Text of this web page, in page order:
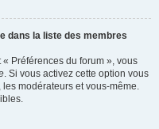
dans la liste des membres
Préférences du forum », vous
. Si vous activez cette option vous
modérateurs et vous-même.